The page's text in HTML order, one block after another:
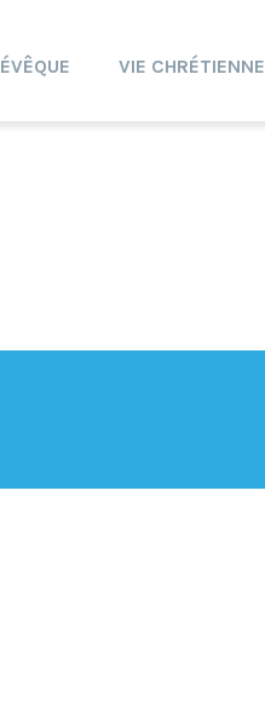
ÉVÊQUE VIE CHRÉTIENNE